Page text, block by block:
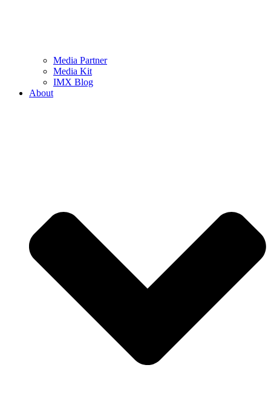
Media Partner
Media Kit
IMX Blog
About